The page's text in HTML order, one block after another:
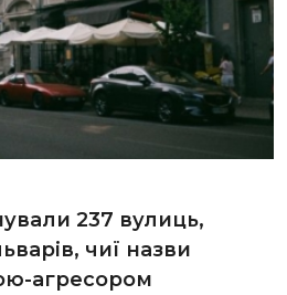
237 вулиць,
чиї назви
агресором